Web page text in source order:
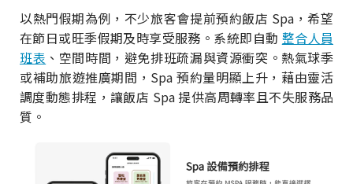
以熱門假期為例，不少旅客會提前預約飯店 Spa，希望
在節日或旺季假期及時享受服務。系統即自動 整合人員
班表 、空間時間，避免排班疏漏與資源衝突。熱氣球季
或補助旅遊推廣期間，Spa 預約量明顯上升，藉由靈活
調度動態排程，讓飯店 Spa 提供高周轉率且不失服務品
質。